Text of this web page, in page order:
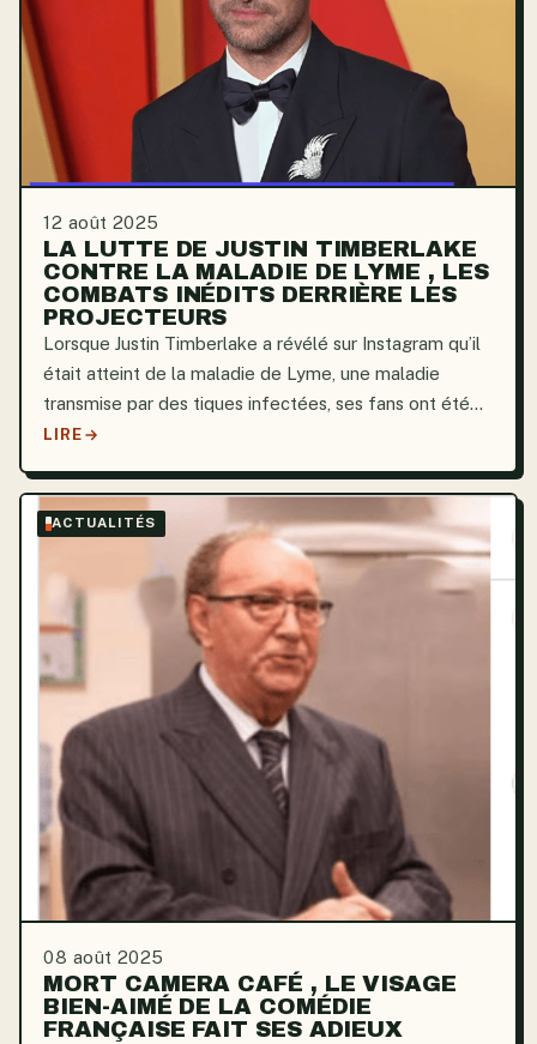
12 août 2025
LA LUTTE DE JUSTIN TIMBERLAKE
CONTRE LA MALADIE DE LYME , LES
COMBATS INÉDITS DERRIÈRE LES
PROJECTEURS
Lorsque Justin Timberlake a révélé sur Instagram qu’il
était atteint de la maladie de Lyme, une maladie
transmise par des tiques infectées, ses fans ont été
interloqués. Dans une longue lettre très personnelle, il
LIRE
ACTUALITÉS
08 août 2025
MORT CAMERA CAFÉ , LE VISAGE
BIEN-AIMÉ DE LA COMÉDIE
FRANÇAISE FAIT SES ADIEUX